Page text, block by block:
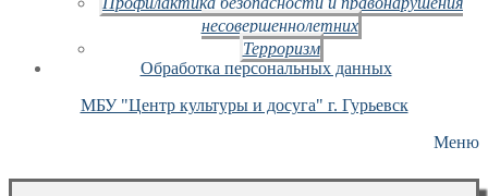
несовершеннолетних
Терроризм
Обработка персональных данных
МБУ "Центр культуры и досуга" г. Гурьевск
Меню